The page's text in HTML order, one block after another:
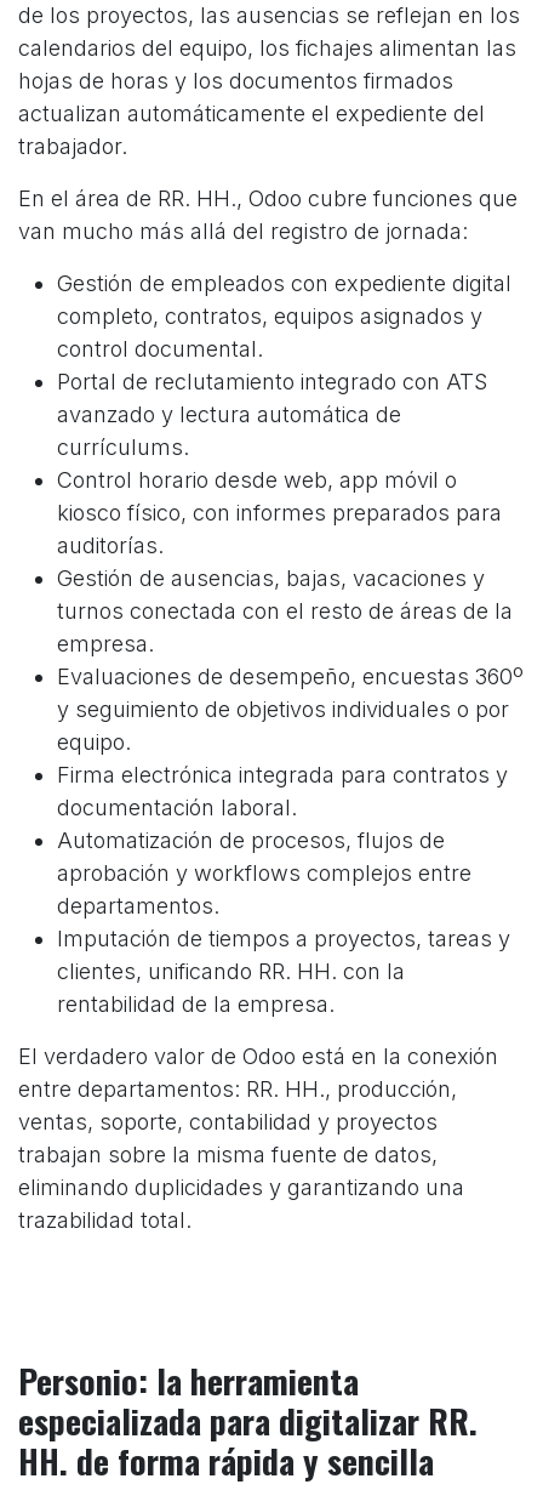
de los proyectos, las ausencias se reflejan en los
calendarios del equipo, los fichajes alimentan las
hojas de horas y los documentos firmados
actualizan automáticamente el expediente del
trabajador.
En el área de RR. HH., Odoo cubre funciones que
van mucho más allá del registro de jornada:
Gestión de empleados con expediente digital
completo, contratos, equipos asignados y
control documental.
Portal de reclutamiento integrado con ATS
avanzado y lectura automática de
currículums.
Control horario desde web, app móvil o
kiosco físico, con informes preparados para
auditorías.
Gestión de ausencias, bajas, vacaciones y
turnos conectada con el resto de áreas de la
empresa.
Evaluaciones de desempeño, encuestas 360º
y seguimiento de objetivos individuales o por
equipo.
Firma electrónica integrada para contratos y
documentación laboral.
Automatización de procesos, flujos de
aprobación y workflows complejos entre
departamentos.
Imputación de tiempos a proyectos, tareas y
clientes, unificando RR. HH. con la
rentabilidad de la empresa.
El verdadero valor de Odoo está en la conexión
entre departamentos: RR. HH., producción,
ventas, soporte, contabilidad y proyectos
trabajan sobre la misma fuente de datos,
eliminando duplicidades y garantizando una
trazabilidad total.
Personio: la herramienta
especializada para digitalizar RR.
HH. de forma rápida y sencilla